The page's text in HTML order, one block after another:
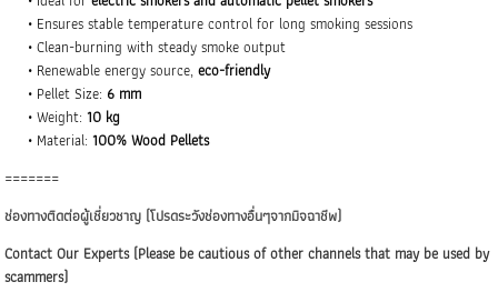
Ensures stable temperature control for long smoking sessions
Clean-burning with steady smoke output
Renewable energy source,eco-friendly
Pellet Size: 6 mm
Weight: 10 kg
Material: 100% Wood Pellets
=======
ช่องทางติดต่อผู้เชี่ยวชาญ (โปรดระวังช่องทางอื่นๆจากมิจฉาชีพ)
Contact Our Experts (Please be cautious of other channels that may be used by
scammers)